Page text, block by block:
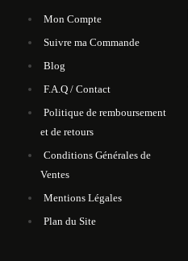
Mon Compte
Suivre ma Commande
Blog
F.A.Q / Contact
Politique de remboursement
et de retours
Conditions Générales de
Ventes
Mentions Légales
Plan du Site